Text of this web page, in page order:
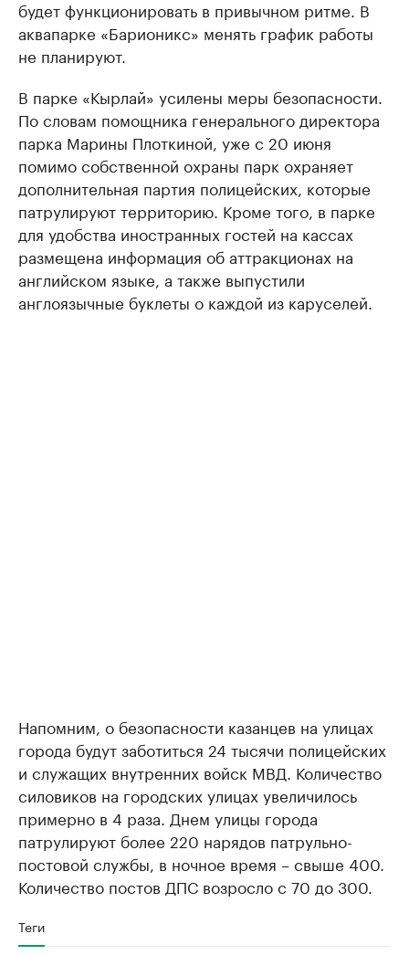
будет функционировать в привычном ритме. В
аквапарке «Барионикс» менять график работы
не планируют.
В парке «Кырлай» усилены меры безопасности.
По словам помощника генерального директора
парка Марины Плоткиной, уже с 20 июня
помимо собственной охраны парк охраняет
дополнительная партия полицейских, которые
патрулируют территорию. Кроме того, в парке
для удобства иностранных гостей на кассах
размещена информация об аттракционах на
английском языке, а также выпустили
англоязычные буклеты о каждой из каруселей.
Напомним, о безопасности казанцев на улицах
города будут заботиться 24 тысячи полицейских
и служащих внутренних войск МВД. Количество
силовиков на городских улицах увеличилось
примерно в 4 раза. Днем улицы города
патрулируют более 220 нарядов патрульно-
постовой службы, в ночное время – свыше 400.
Количество постов ДПС возросло с 70 до 300.
Теги